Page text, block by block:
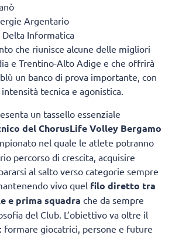
Argentario
Delta Informatica
che riunisce alcune delle migliori
e Trentino-Alto Adige e che offrirà
un banco di prova importante, con
tecnica e agonistica.
un tassello essenziale
del ChorusLife Volley Bergamo
nel quale le atlete potranno
percorso di crescita, acquisire
al salto verso categorie sempre
vivo quel filo diretto tra
e prima squadra che da sempre
del Club. L’obiettivo va oltre il
formare giocatrici, persone e future